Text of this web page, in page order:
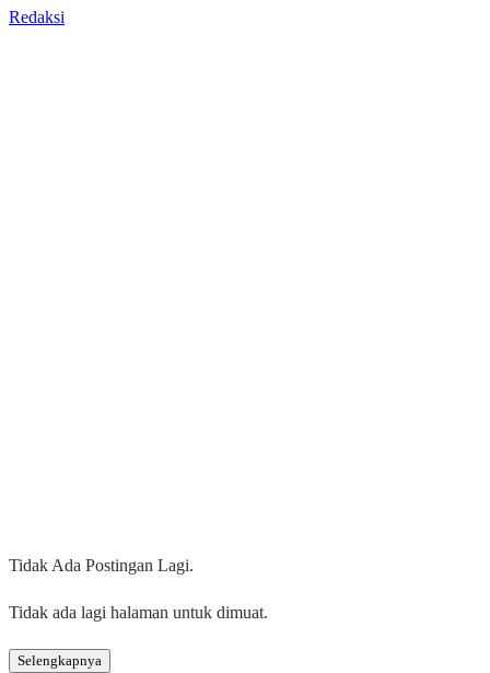
Redaksi
Tidak Ada Postingan Lagi.
Tidak ada lagi halaman untuk dimuat.
Selengkapnya